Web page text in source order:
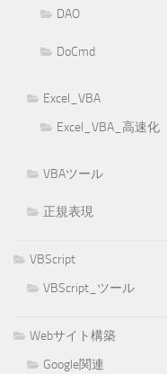
DAO
DoCmd
Excel_VBA
Excel_VBA_高速化
VBAツール
正規表現
VBScript
VBScript_ツール
Webサイト構築
Google関連